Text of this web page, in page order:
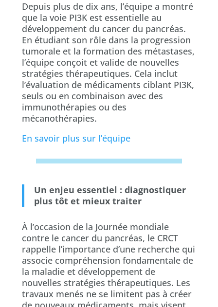
Depuis plus de dix ans, l’équipe a montré
que la voie PI3K est essentielle au
développement du cancer du pancréas.
En étudiant son rôle dans la progression
tumorale et la formation des métastases,
l’équipe conçoit et valide de nouvelles
stratégies thérapeutiques. Cela inclut
l’évaluation de médicaments ciblant PI3K,
seuls ou en combinaison avec des
immunothérapies ou des
mécanothérapies.
En savoir plus sur l’équipe
Un enjeu essentiel : diagnostiquer
plus tôt et mieux traiter
À l’occasion de la Journée mondiale
contre le cancer du pancréas, le CRCT
rappelle l’importance d’une recherche qui
associe compréhension fondamentale de
la maladie et développement de
nouvelles stratégies thérapeutiques. Les
travaux menés ne se limitent pas à créer